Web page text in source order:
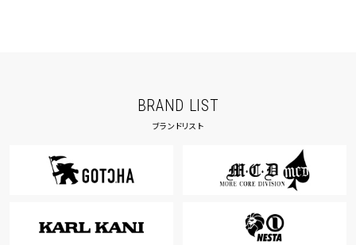
BRAND LIST
ブランドリスト